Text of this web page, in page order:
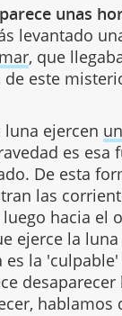
unas
levantado
, que
este
luna ejercen
es esa
De esta
las
hacia el
ejerce la
es la
hablamos